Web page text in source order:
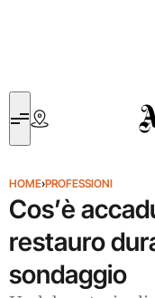
HOME›PROFESSIONI
Cos’è
restauro
sondaggio